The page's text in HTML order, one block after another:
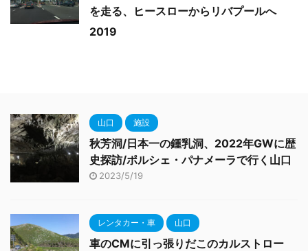
を走る、ヒースローからリバプールへ
2019
山口 施設
秋芳洞/日本一の鍾乳洞、2022年GWに歴
史探訪/ポルシェ・パナメーラで行く山口
2023/5/19
レンタカー・車 山口
車のCMに引っ張りだこのカルストロー